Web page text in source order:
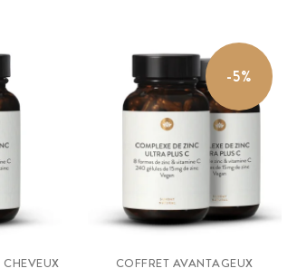
CHEVEUX
-5%
COFFRET AVANTAGEUX